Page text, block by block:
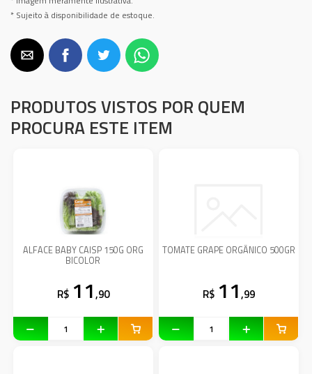
* Sujeito à disponibilidade de estoque.
PRODUTOS VISTOS POR QUEM
PROCURA ESTE ITEM
ALFACE BABY CAISP 150G ORG
BICOLOR
R$ 11,90
TOMATE GRAPE ORGÂNICO 500GR
R$ 11,99